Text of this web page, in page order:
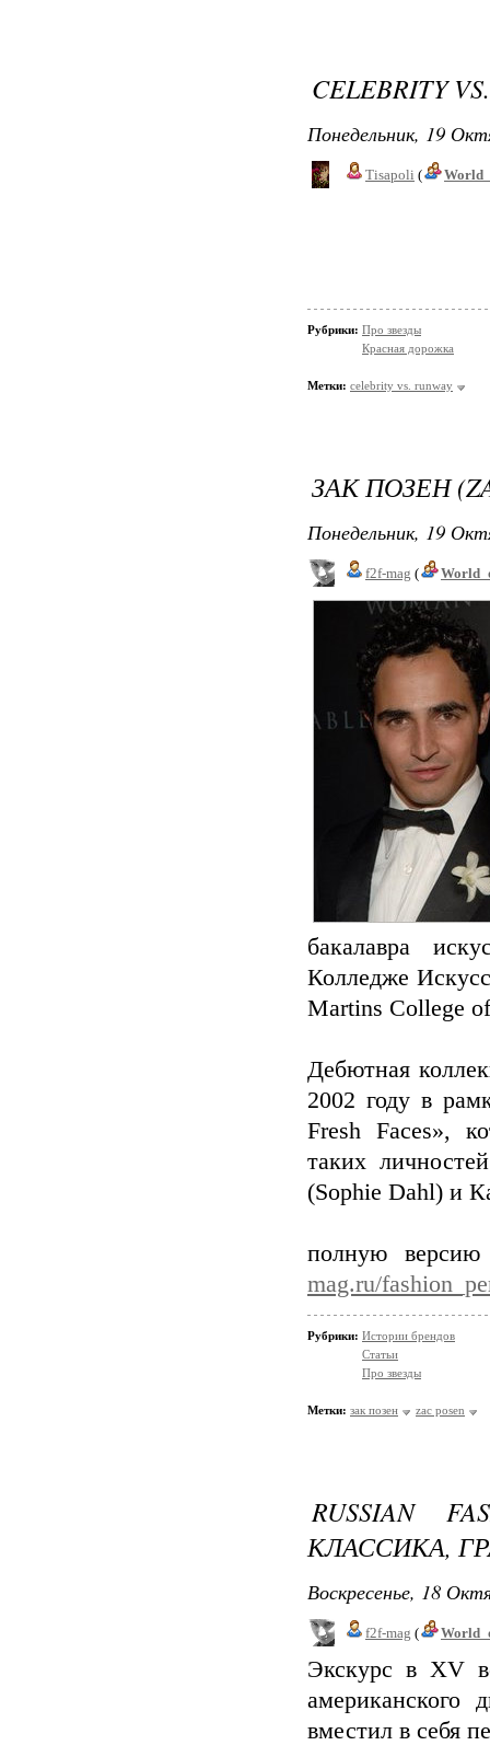
CELEBRITY
Понедельник, 19
Tisapoli (
Рубрики: Про звезды
Красная дорожка
Метки: celebrity vs. runway
ЗАК ПОЗЕН
Понедельник, 19
f2f-mag (
бакалавра
Колледже
Martins College
Дебютная
2002 году в
Fresh Faces»,
таких
(Sophie Dahl) и
полную
mag.ru/
Рубрики: Истории брендов
Статьи
Про звезды
Метки: зак позен zac posen
RUSSIAN
КЛАССИКА,
Воскресенье, 18
f2f-mag (
Экскурс в XV
американского
вместил в себя